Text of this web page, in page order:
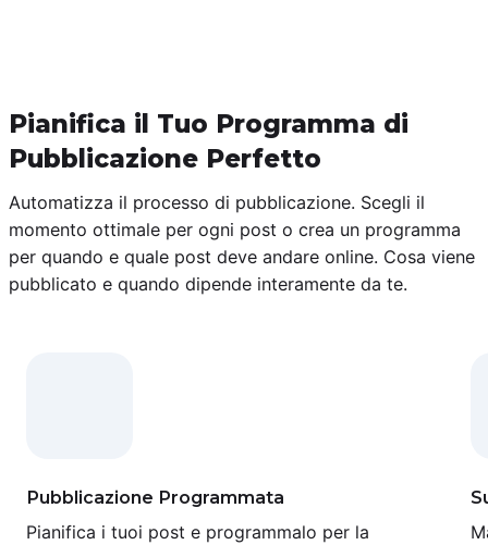
Pianifica il Tuo Programma di
Pubblicazione Perfetto
Automatizza il processo di pubblicazione. Scegli il
momento ottimale per ogni post o crea un programma
per quando e quale post deve andare online. Cosa viene
pubblicato e quando dipende interamente da te.
Pubblicazione Programmata
Pianifica i tuoi post e programmalo per la